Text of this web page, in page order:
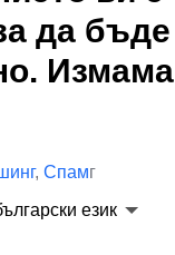
да бъде
, Спамг
език